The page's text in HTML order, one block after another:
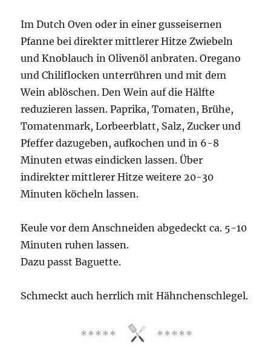
Im Dutch Oven oder in einer gusseisernen
Pfanne bei direkter mittlerer Hitze Zwiebeln
und Knoblauch in Olivenöl anbraten. Oregano
und Chiliflocken unterrühren und mit dem
Wein ablöschen. Den Wein auf die Hälfte
reduzieren lassen. Paprika, Tomaten, Brühe,
Tomatenmark, Lorbeerblatt, Salz, Zucker und
Pfeffer dazugeben, aufkochen und in 6-8
Minuten etwas eindicken lassen. Über
indirekter mittlerer Hitze weitere 20-30
Minuten köcheln lassen.
Keule vor dem Anschneiden abgedeckt ca. 5-10
Minuten ruhen lassen.
Dazu passt Baguette.
Schmeckt auch herrlich mit Hähnchenschlegel.